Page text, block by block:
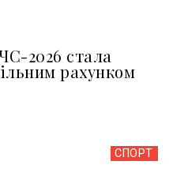
2026 стала
рахунком
СПОРТ